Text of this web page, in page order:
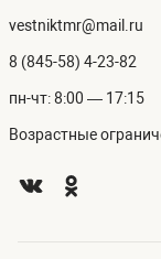
vestniktmr@mail.ru
8 (845-58) 4-23-82
пн-чт: 8:00 — 17:15
Возрастные